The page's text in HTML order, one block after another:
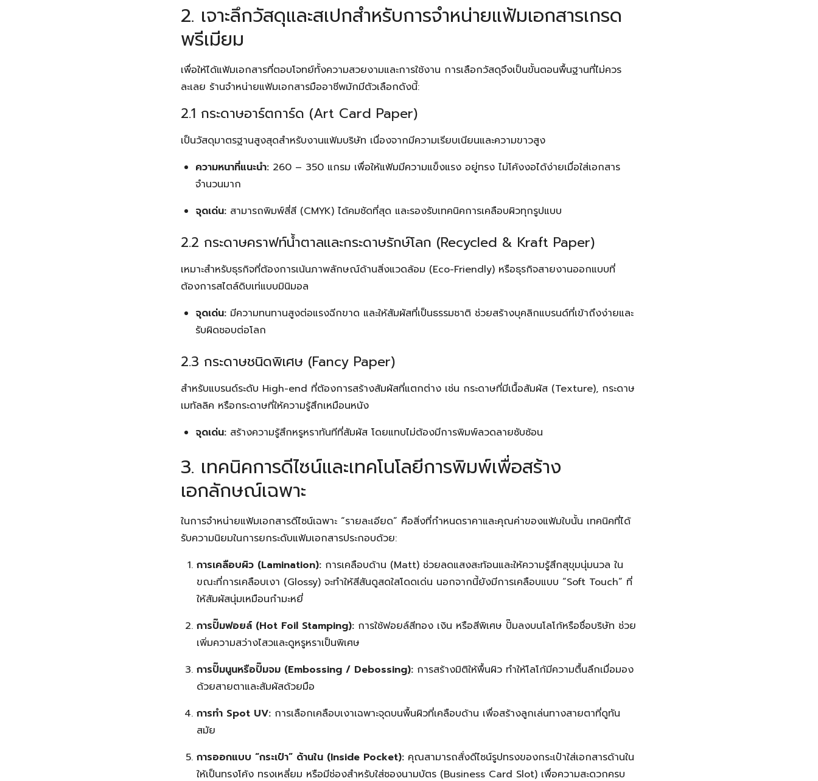
Search
for:
2. เจาะลึกวัสดุและสเปกสำหรับการจำหน่ายแฟ้มเอกสารเกรด
พรีเมียม
เพื่อให้ได้แฟ้มเอกสารที่ตอบโจทย์ทั้งความสวยงามและการใช้งาน การเลือกวัสดุจึงเป็นขั้นตอนพื้นฐานที่ไม่ควร
ละเลย ร้านจำหน่ายแฟ้มเอกสารมืออาชีพมักมีตัวเลือกดังนี้:
2.1 กระดาษอาร์ตการ์ด (Art Card Paper)
เป็นวัสดุมาตรฐานสูงสุดสำหรับงานแฟ้มบริษัท เนื่องจากมีความเรียบเนียนและความขาวสูง
ความหนาที่แนะนำ: 260 – 350 แกรม เพื่อให้แฟ้มมีความแข็งแรง อยู่ทรง ไม่โค้งงอได้ง่ายเมื่อใส่เอกสาร
จำนวนมาก
จุดเด่น: สามารถพิมพ์สี่สี (CMYK) ได้คมชัดที่สุด และรองรับเทคนิคการเคลือบผิวทุกรูปแบบ
2.2 กระดาษคราฟท์น้ำตาลและกระดาษรักษ์โลก (Recycled & Kraft Paper)
เหมาะสำหรับธุรกิจที่ต้องการเน้นภาพลักษณ์ด้านสิ่งแวดล้อม (Eco-Friendly) หรือธุรกิจสายงานออกแบบที่
ต้องการสไตล์ดิบเท่แบบมินิมอล
จุดเด่น: มีความทนทานสูงต่อแรงฉีกขาด และให้สัมผัสที่เป็นธรรมชาติ ช่วยสร้างบุคลิกแบรนด์ที่เข้าถึงง่ายและ
รับผิดชอบต่อโลก
2.3 กระดาษชนิดพิเศษ (Fancy Paper)
สำหรับแบรนด์ระดับ High-end ที่ต้องการสร้างสัมผัสที่แตกต่าง เช่น กระดาษที่มีเนื้อสัมผัส (Texture), กระดาษ
เมทัลลิค หรือกระดาษที่ให้ความรู้สึกเหมือนหนัง
จุดเด่น: สร้างความรู้สึกหรูหราทันทีที่สัมผัส โดยแทบไม่ต้องมีการพิมพ์ลวดลายซับซ้อน
3. เทคนิคการดีไซน์และเทคโนโลยีการพิมพ์เพื่อสร้าง
เอกลักษณ์เฉพาะ
ในการจำหน่ายแฟ้มเอกสารดีไซน์เฉพาะ “รายละเอียด” คือสิ่งที่กำหนดราคาและคุณค่าของแฟ้มใบนั้น เทคนิคที่ได้
รับความนิยมในการยกระดับแฟ้มเอกสารประกอบด้วย:
การเคลือบผิว (Lamination):การเคลือบด้าน (Matt) ช่วยลดแสงสะท้อนและให้ความรู้สึกสุขุมนุ่มนวล ใน
ขณะที่การเคลือบเงา (Glossy) จะทำให้สีสันดูสดใสโดดเด่น นอกจากนี้ยังมีการเคลือบแบบ “Soft Touch” ที่
ให้สัมผัสนุ่มเหมือนกำมะหยี่
การปั๊มฟอยล์ (Hot Foil Stamping):การใช้ฟอยล์สีทอง เงิน หรือสีพิเศษ ปั๊มลงบนโลโก้หรือชื่อบริษัท ช่วย
เพิ่มความสว่างไสวและดูหรูหราเป็นพิเศษ
การปั๊มนูนหรือปั๊มจม (Embossing / Debossing):การสร้างมิติให้พื้นผิว ทำให้โลโก้มีความตื้นลึกเมื่อมอง
ด้วยสายตาและสัมผัสด้วยมือ
การทำ Spot UV:การเลือกเคลือบเงาเฉพาะจุดบนพื้นผิวที่เคลือบด้าน เพื่อสร้างลูกเล่นทางสายตาที่ดูทัน
สมัย
การออกแบบ “กระเป๋า” ด้านใน (Inside Pocket):คุณสามารถสั่งดีไซน์รูปทรงของกระเป๋าใส่เอกสารด้านใน
ให้เป็นทรงโค้ง ทรงเหลี่ยม หรือมีช่องสำหรับใส่ซองนามบัตร (Business Card Slot) เพื่อความสะดวกครบ